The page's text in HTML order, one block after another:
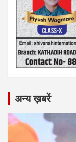
अन्य ख़बरें